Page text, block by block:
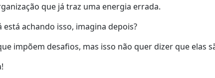
que já traz uma energia errada.
está achando isso, imagina depois?
impõem desafios, mas isso não quer dizer que elas